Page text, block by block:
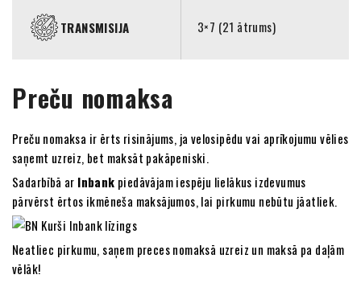
TRANSMISIJA 3×7 (21 ātrums)
Preču nomaksa
Preču nomaksa ir ērts risinājums, ja velosipēdu vai aprīkojumu vēlies
saņemt uzreiz, bet maksāt pakāpeniski.
Sadarbībā ar Inbank piedāvājam iespēju lielākus izdevumus
pārvērst ērtos ikmēneša maksājumos, lai pirkumu nebūtu jāatliek.
Neatliec pirkumu, saņem preces nomaksā uzreiz un maksā pa daļām
vēlāk!